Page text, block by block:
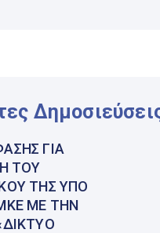
ΓΙΑ
ΤΟΥ
ΤΗΣ ΥΠΌ
ΜΕ ΤΗΝ